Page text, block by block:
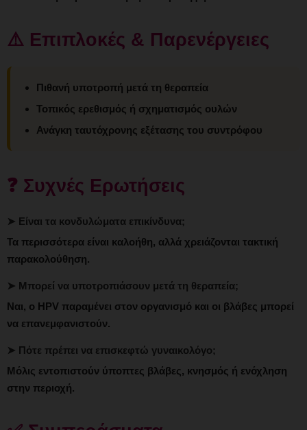
⚠️ Επιπλοκές & Παρενέργειες
Πιθανή υποτροπή μετά τη θεραπεία
Τοπικός ερεθισμός ή σχηματισμός ουλών
Ανάγκη ταυτόχρονης εξέτασης του συντρόφου
❓ Συχνές Ερωτήσεις
➤ Είναι τα κονδυλώματα επικίνδυνα;
Τα περισσότερα είναι καλοήθη, αλλά χρειάζονται τακτική
παρακολούθηση.
➤ Μπορεί να υποτροπιάσουν μετά τη θεραπεία;
Ναι, ο HPV παραμένει στον οργανισμό και οι βλάβες μπορεί
να επανεμφανιστούν.
➤ Πότε πρέπει να επισκεφτώ γυναικολόγο;
Μόλις εντοπιστούν ύποπτες βλάβες, κνησμός ή ενόχληση
στην περιοχή.